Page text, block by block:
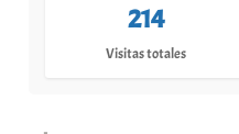
214
Visitas totales